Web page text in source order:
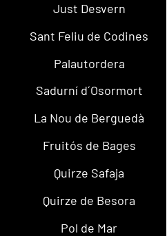
Just Desvern
Sant Feliu de Codines
Palautordera
Sadurní d´Osormort
La Nou de Berguedà
Fruitós de Bages
Quirze Safaja
Quirze de Besora
Pol de Mar